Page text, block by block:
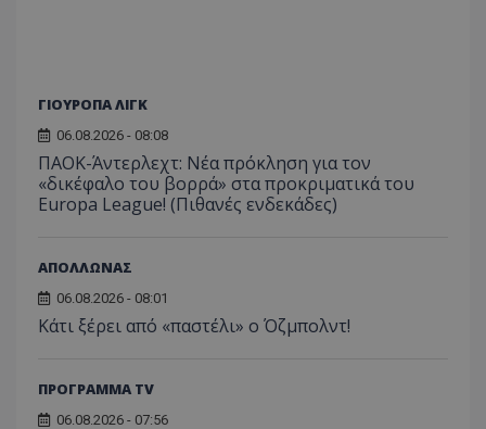
ΓΙΟΥΡΟΠΑ ΛΙΓΚ
06.08.2026 - 08:08
ΠΑΟΚ-Άντερλεχτ: Νέα πρόκληση για τον
«δικέφαλο του βορρά» στα προκριματικά του
Europa League! (Πιθανές ενδεκάδες)
ΑΠΟΛΛΩΝΑΣ
06.08.2026 - 08:01
Κάτι ξέρει από «παστέλι» ο Όζμπολντ!
ΠΡΟΓΡΑΜΜΑ TV
06.08.2026 - 07:56